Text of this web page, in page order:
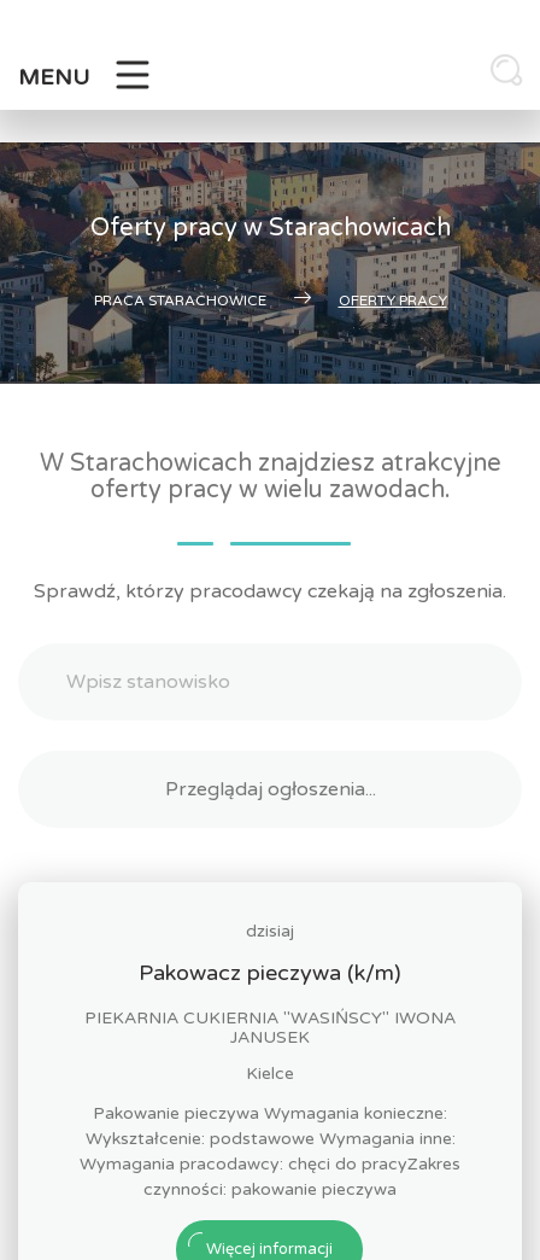
MENU
Oferty pracy w Starachowicach
PRACA STARACHOWICE OFERTY PRACY
W Starachowicach znajdziesz atrakcyjne
oferty pracy w wielu zawodach.
Sprawdź, którzy pracodawcy czekają na zgłoszenia.
dzisiaj
Pakowacz pieczywa (k/m)
PIEKARNIA CUKIERNIA "WASIŃSCY" IWONA
JANUSEK
Kielce
Pakowanie pieczywa Wymagania konieczne:
Wykształcenie: podstawowe Wymagania inne:
Wymagania pracodawcy: chęci do pracyZakres
czynności: pakowanie pieczywa
Więcej informacji